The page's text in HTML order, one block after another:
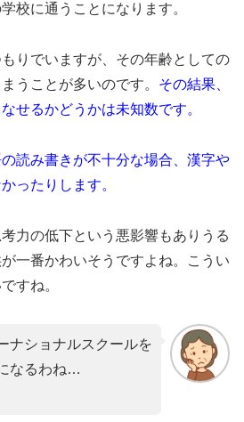
校に通うことになります。
りでいますが、その年齢としての
うことが多いのです。 その結果、
せるかどうかは未知数です。
読み書きが不十分な場合、漢字や
ったりします。
力の低下という悪影響もありうる
一番かわいそうですよね。こうい
すね。
ナショナルスクールを
なるわね…